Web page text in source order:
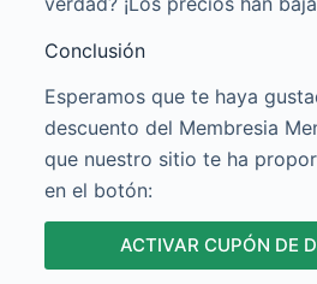
Conclusión
Esperamos que te haya
descuento del Membresia
que nuestro sitio te ha
en el botón:
ACTIVAR CUPÓN DE